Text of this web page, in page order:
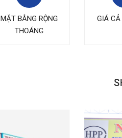
MẶT BẰNG RỘNG
THOÁNG
GIÁ CẢ